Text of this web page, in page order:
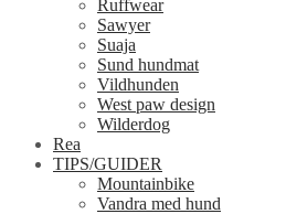
Ruffwear
Sawyer
Suaja
Sund hundmat
Vildhunden
West paw design
Wilderdog
Rea
TIPS/GUIDER
Mountainbike
Vandra med hund